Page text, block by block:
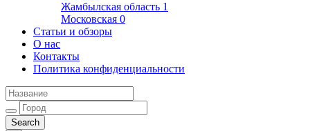
Жамбылская область 1
Московская 0
Статьи и обзоры
О нас
Контакты
Политика конфиденциальности